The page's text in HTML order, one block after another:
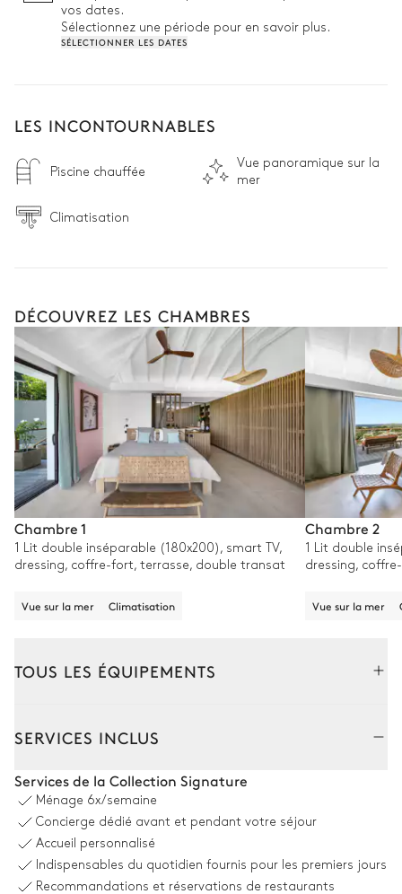
vos dates.
Sélectionnez une période pour en savoir plus.
SÉLECTIONNER LES DATES
LES INCONTOURNABLES
Piscine chauffée
Vue panoramique sur la
mer
Climatisation
DÉCOUVREZ LES CHAMBRES
Chambre 1
1 Lit double inséparable (180x200), smart TV,
dressing, coffre-fort, terrasse, double transat
Vue sur la mer Climatisation
Chambre 2
1 Lit double
dressing,
Vue sur la mer
TOUS LES ÉQUIPEMENTS
Vue panoramique sur la mer
Terrasse
Transats
SERVICES INCLUS
Services de la Collection Signature
Ménage 6x/semaine
Concierge dédié avant et pendant votre séjour
Accueil personnalisé
Indispensables du quotidien fournis pour les premiers jours
Recommandations et réservations de restaurants